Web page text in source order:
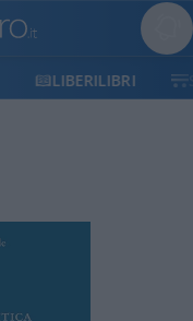
LIBERILIBRI